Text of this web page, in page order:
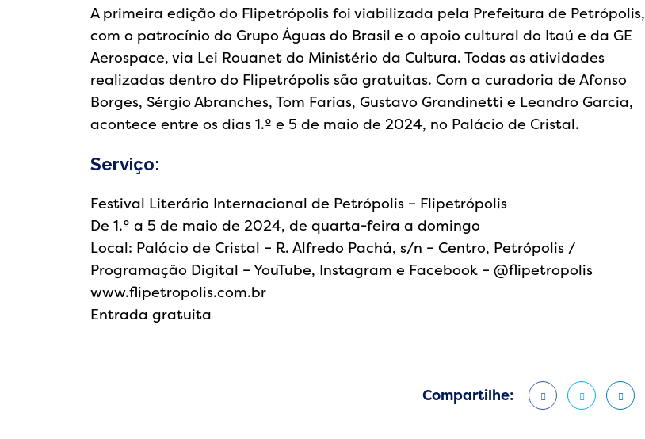
A primeira edição do Flipetrópolis foi viabilizada pela Prefeitura de Petrópolis,
com o patrocínio do Grupo Águas do Brasil e o apoio cultural do Itaú e da GE
Aerospace, via Lei Rouanet do Ministério da Cultura. Todas as atividades
realizadas dentro do Flipetrópolis são gratuitas. Com a curadoria de Afonso
Borges, Sérgio Abranches, Tom Farias, Gustavo Grandinetti e Leandro Garcia,
acontece entre os dias 1.º e 5 de maio de 2024, no Palácio de Cristal.
Serviço:
Festival Literário Internacional de Petrópolis – Flipetrópolis
De 1.º a 5 de maio de 2024, de quarta-feira a domingo
Local: Palácio de Cristal – R. Alfredo Pachá, s/n – Centro, Petrópolis /
Programação Digital – YouTube, Instagram e Facebook – @flipetropolis
www.flipetropolis.com.br
Entrada gratuita
Compartilhe: